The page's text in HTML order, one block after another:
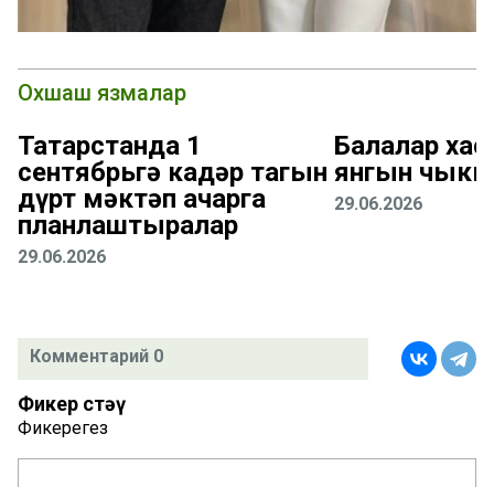
Охшаш язмалар
Татарстанда 1
сентябрьгә кадәр тагын
дүрт мәктәп ачарга
планлаштыралар
29.06.2026
Балалар
янгын
29.06.2026
Комментарий 0
Фикер өстәү
Фикерегез